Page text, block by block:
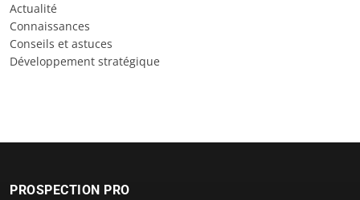
Actualité
Connaissances
Conseils et astuces
Développement stratégique
PROSPECTION PRO